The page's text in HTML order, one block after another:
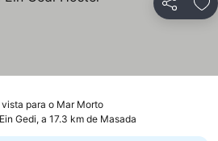
Partilhar
para o Mar MortoVer preços
preços
Ein Gedi, a 17.3 km de Masada